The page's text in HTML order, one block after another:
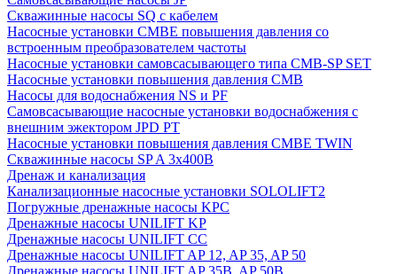
Скважинные насосы SQ с кабелем
Насосные установки CMBE повышения давления со
встроенным преобразователем частоты
Насосные установки самовсасывающего типа CMB-SP SET
Насосные установки повышения давления CMB
Насосы для водоснабжения NS и PF
Самовсасывающие насосные установки водоснабжения с
внешним эжектором JPD PT
Насосные установки повышения давления CMBE TWIN
Скважинные насосы SP A 3x400В
Дренаж и канализация
Канализационные насосные установки SOLOLIFT2
Погружные дренажные насосы KPC
Дренажные насосы UNILIFT KP
Дренажные насосы UNILIFT CC
Дренажные насосы UNILIFT AP 12, AP 35, AP 50
Дренажные насосы UNILIFT AP 35B, AP 50B